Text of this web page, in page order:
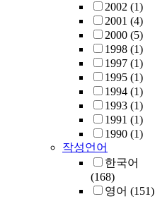
2002 (1)
2001 (4)
2000 (5)
1998 (1)
1997 (1)
1995 (1)
1994 (1)
1993 (1)
1991 (1)
1990 (1)
작성언어
한국어
(168)
영어 (151)